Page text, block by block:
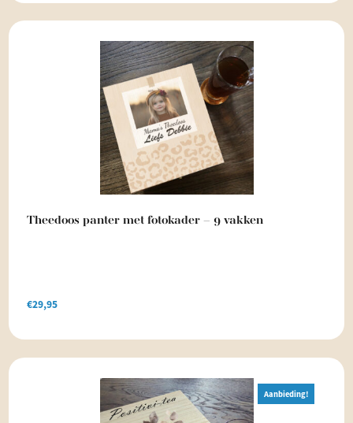
Theedoos panter met fotokader – 9 vakken
€29,95
Aanbieding!